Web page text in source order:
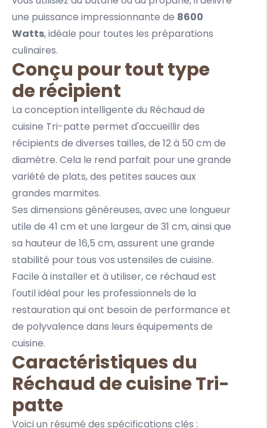
une puissance impressionnante de 8600
Watts, idéale pour toutes les préparations
culinaires.
Conçu pour tout type
de récipient
La conception intelligente du Réchaud de
cuisine Tri-patte permet d'accueillir des
récipients de diverses tailles, de 12 à 50 cm de
diamètre. Cela le rend parfait pour une grande
variété de plats, des petites sauces aux
grandes marmites.
Ses dimensions généreuses, avec une longueur
utile de 41 cm et une largeur de 31 cm, ainsi que
sa hauteur de 16,5 cm, assurent une grande
stabilité pour tous vos ustensiles de cuisine.
Facile à installer et à utiliser, ce réchaud est
l'outil idéal pour les professionnels de la
restauration qui ont besoin de performance et
de polyvalence dans leurs équipements de
cuisine.
Caractéristiques du
Réchaud de cuisine Tri-
patte
Voici un résumé des spécifications clés :